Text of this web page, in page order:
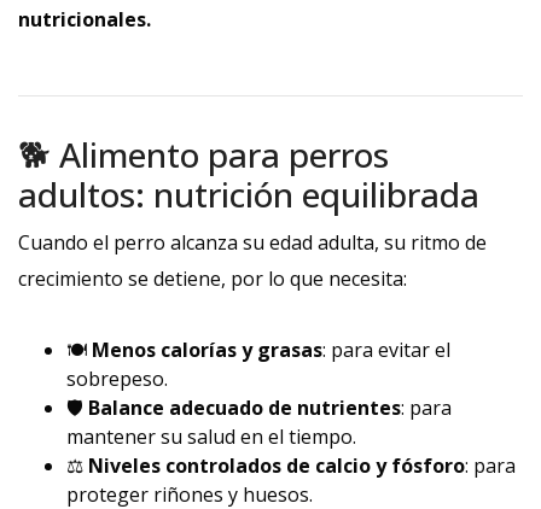
nutricionales.
🐕 Alimento para perros
adultos: nutrición equilibrada
Cuando el perro alcanza su edad adulta, su ritmo de
crecimiento se detiene, por lo que necesita:
🍽️ Menos calorías y grasas: para evitar el
sobrepeso.
🛡️ Balance adecuado de nutrientes: para
mantener su salud en el tiempo.
⚖️ Niveles controlados de calcio y fósforo: para
proteger riñones y huesos.